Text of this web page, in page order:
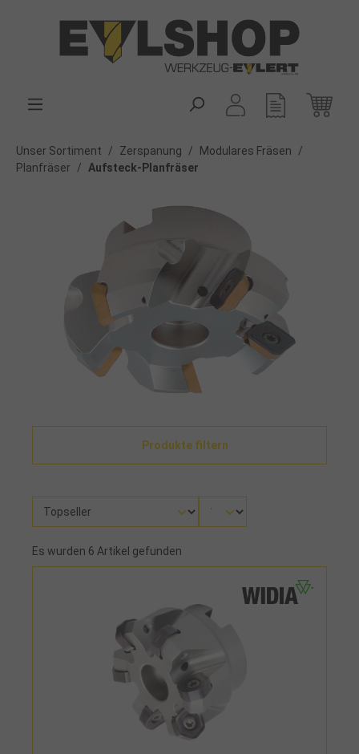
Unser Sortiment / Zerspanung / Modulares Fräsen
/
Planfräser
/ Aufsteck-Planfräser
Produkte filtern
Es wurden 6 Artikel gefunden